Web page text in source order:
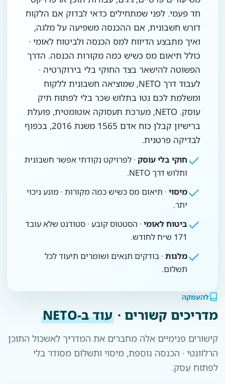
חד פעמי. לפני שמתחילים כדאי לבדוק אם הלקוח
דורש חשבונית, אם ההכנסה משפיעה על מלגה,
ואיך מתבצע הדיווח למס הכנסה ולביטוח לאומי ·
כולל תיאום מס כשיש כמה מקורות הכנסה. הדרך
הפשוטה להישאר בצד החוקי בלי בירוקרטיה ·
לעבוד דרך NETO, שמוציאה חשבונית ללקוח
ומשלמת לכם נטו בתלוש שכר בלי לפתוח תיק
עוסק. NETO, מערכת תעסוקה אוטומטית, פועלת
ברישיון קבלן כוח אדם 1565 משנת 2016, בכפוף
לבדיקה פרטנית.
חוקי בלי עוסק · לפרויקט נקודתי אפשר חשבונית
ותלוש דרך NETO.
מיסוי · תיאום מס כשיש כמה מקורות · מונע ניכוי
יתר.
ביטוח לאומי · הסטטוס קובע · סטודנט שלא עובד
171 ש״ח לחודש.
מלגות · בודקים תנאים ושומרים תיעוד לכל
תשלום.
להעמקה
מדריכים קשורים · עוד ב-NETO
קישורים פנימיים אלה מחברים את המדריך לאשכול התוכן
הרלוונטי · הכנסה נוספת, מיסוי ותשלום מסודר בלי
לפתוח עסק.